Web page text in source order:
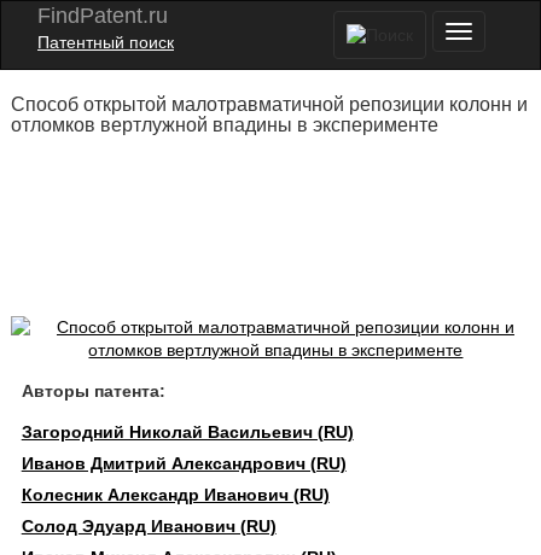
FindPatent.ru
Патентный поиск
Способ открытой малотравматичной репозиции колонн и
отломков вертлужной впадины в эксперименте
Авторы патента:
Загородний Николай Васильевич (RU)
Иванов Дмитрий Александрович (RU)
Колесник Александр Иванович (RU)
Солод Эдуард Иванович (RU)